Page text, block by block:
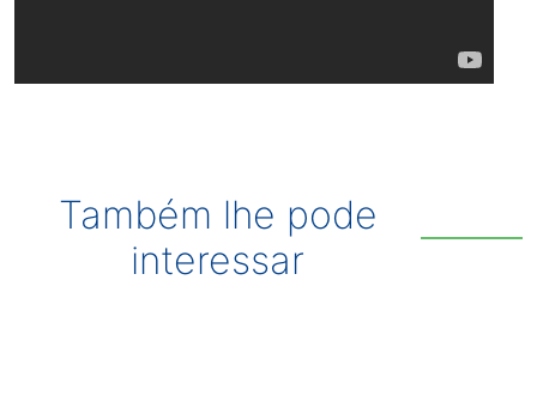
Também lhe pode
interessar